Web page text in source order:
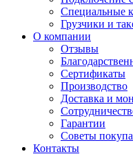
Специальные
Грузчики и
О компании
Отзывы
Сертификаты
Производство
Доставка и
Гарантии
Советы
Контакты